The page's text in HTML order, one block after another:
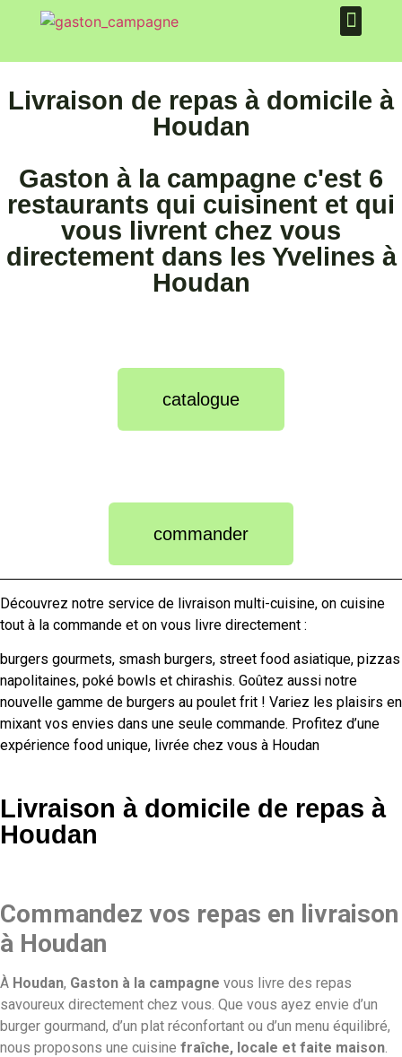
Livraison de repas à domicile à
Houdan
Gaston à la campagne c'est 6
restaurants qui cuisinent et qui
vous livrent chez vous
directement dans les Yvelines à
Houdan
catalogue
commander
Découvrez notre service de livraison multi-cuisine, on cuisine
tout à la commande et on vous livre directement :
burgers gourmets, smash burgers, street food asiatique, pizzas
napolitaines, poké bowls et chirashis. Goûtez aussi notre
nouvelle gamme de burgers au poulet frit ! Variez les plaisirs en
mixant vos envies dans une seule commande. Profitez d’une
expérience food unique, livrée chez vous à Houdan
Livraison à domicile de repas à
Houdan
Commandez vos repas en livraison
à Houdan
À Houdan, Gaston à la campagne vous livre des repas
savoureux directement chez vous. Que vous ayez envie d’un
burger gourmand, d’un plat réconfortant ou d’un menu équilibré,
nous proposons une cuisine fraîche, locale et faite maison